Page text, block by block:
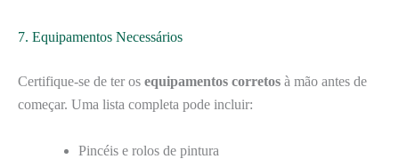
7. Equipamentos Necessários
Certifique-se de ter os equipamentos corretos à mão antes de
começar. Uma lista completa pode incluir:
Pincéis e rolos de pintura